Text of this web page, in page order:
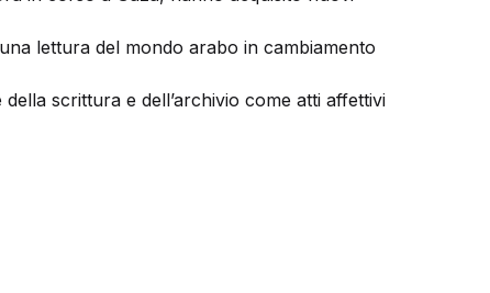
lettura del mondo arabo in cambiamento
scrittura e dell’archivio come atti affettivi